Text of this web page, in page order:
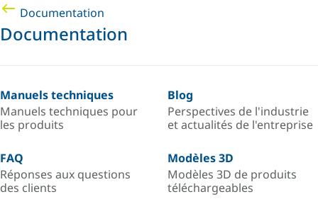
Documentation
Documentation
Manuels techniques
Manuels techniques pour
les produits
Blog
Perspectives de l'industrie
et actualités de l'entreprise
FAQ
Réponses aux questions
des clients
Modèles 3D
Modèles 3D de produits
téléchargeables